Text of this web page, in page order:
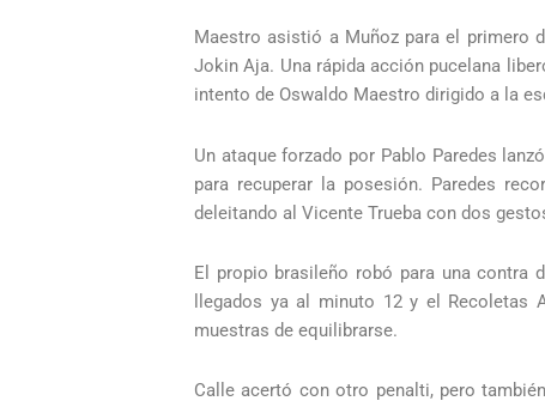
Maestro asistió a Muñoz para el primero
Jokin Aja. Una rápida acción pucelana
intento de Oswaldo Maestro dirigido a la
Un ataque forzado por Pablo Paredes
para recuperar la posesión. Paredes
deleitando al Vicente Trueba con dos
El propio brasileño robó para una contra
llegados ya al minuto 12 y el Recoletas
muestras de equilibrarse.
Calle acertó con otro penalti, pero